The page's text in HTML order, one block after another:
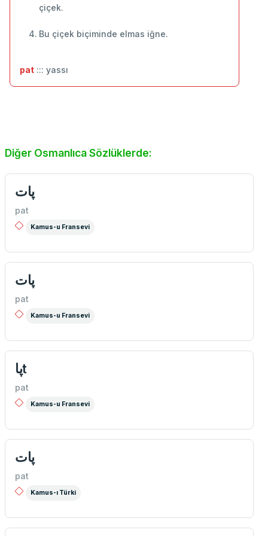
çiçek.
Bu çiçek biçiminde elmas iğne.
pat ::: yassı
Diğer Osmanlıca Sözlüklerde:
پات
pat
Kamus-u Fransevi
پات
pat
Kamus-u Fransevi
پاt
pat
Kamus-u Fransevi
پات
pat
Kamus-ı Türki